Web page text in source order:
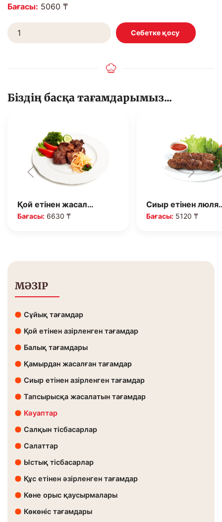
Бағасы: 5060 ₸
Біздің басқа тағамдарымыз...
Қой етінен жасал…
Бағасы: 6630 ₸
Сиыр етінен
Бағасы:5120 ₸
МӘЗІР
Сұйық тағамдар
Қой етінен азірленген тағамдар
Балық тағамдары
Қамырдан жасалған тағамдар
Сиыр етінен азірленген тағамдар
Тапсырысқа жасалатын тағамдар
Кәуаптар
Салқын тісбасарлар
Салаттар
Ыстық тісбасарлар
Құс етінен әзірленген тағамдар
Көне орыс қаусырмалары
Көкөніс тағамдары